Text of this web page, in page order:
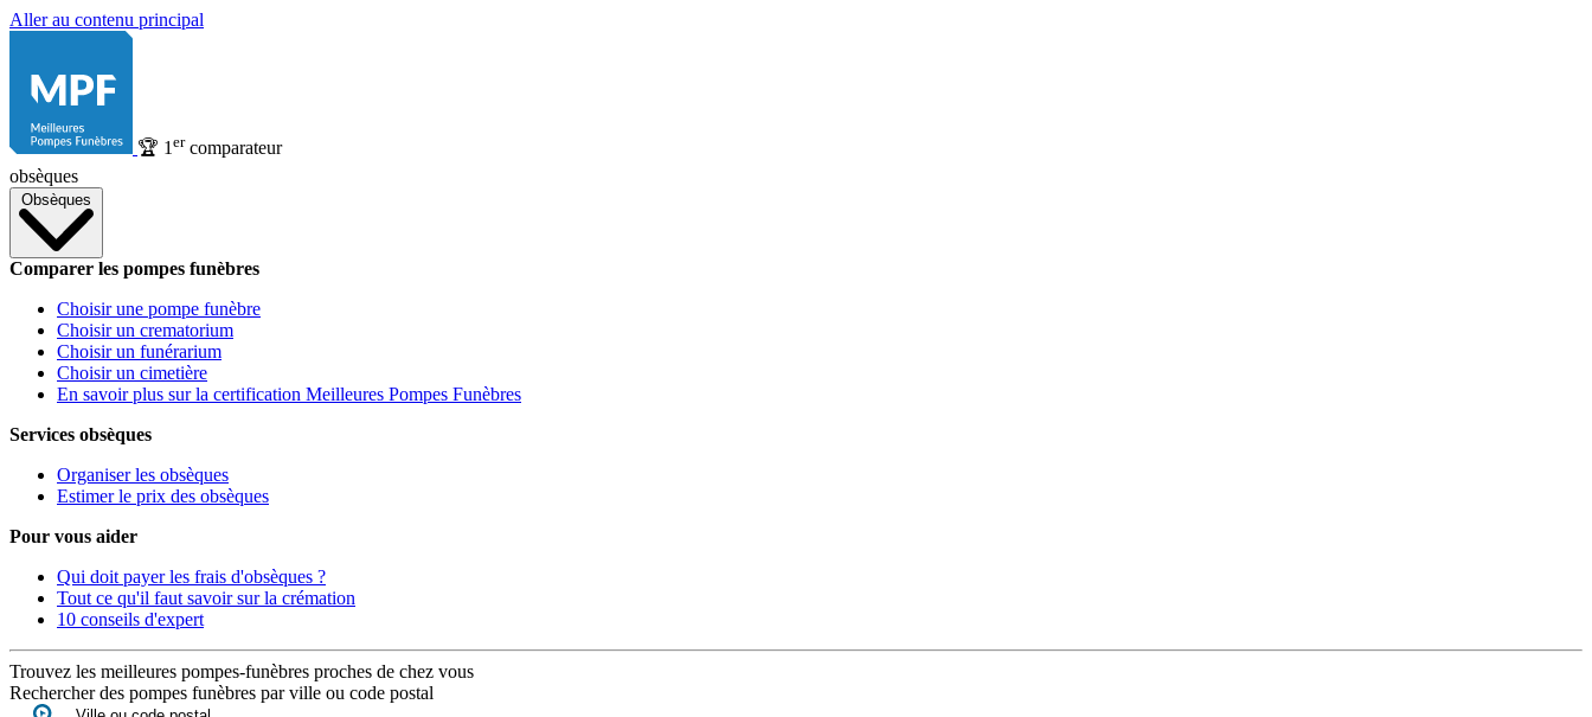
Aller au contenu principal
🏆 1 ercomparateur
obsèques
Obsèques
Comparer les pompes funèbres
Choisir une pompe funèbre
Choisir un crematorium
Choisir un funérarium
Choisir un cimetière
En savoir plus sur la certification Meilleures Pompes Funèbres
Services obsèques
Organiser les obsèques
Estimer le prix des obsèques
Pour vous aider
Qui doit payer les frais d'obsèques ?
Tout ce qu'il faut savoir sur la crémation
10 conseils d'expert
Trouvez les meilleures pompes-funèbres proches de chez vous
Rechercher des pompes funèbres par ville ou code postal